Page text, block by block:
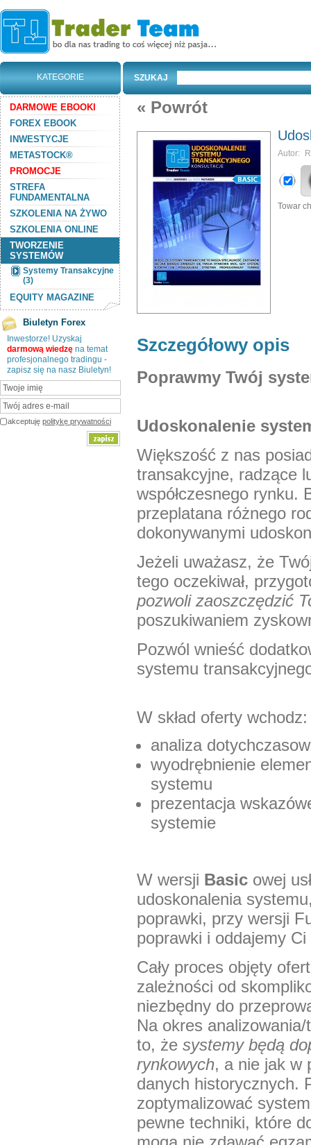
KATEGORIE
DARMOWE EBOOKI
FOREX EBOOK
INWESTYCJE
METASTOCK®
PROMOCJE
STREFA
FUNDAMENTALNA
SZKOLENIA NA ŻYWO
SZKOLENIA ONLINE
TWORZENIE
SYSTEMÓW
Systemy Transakcyjne
(3)
EQUITY MAGAZINE
Biuletyn Forex
Inwestorze! Uzyskaj
darmową wiedzę na temat
profesjonalnego tradingu -
zapisz się na nasz Biuletyn!
akceptuję politykę prywatności
SZUKAJ
« Powrót
Autor:
Towar
Szczegółowy opis
Poprawmy Twój
Udoskonalenie
Większość z nas
transakcyjne, radzące
współczesnego rynku.
przeplatana różnego
dokonywanymi
Jeżeli uważasz, że
tego oczekiwał,
pozwoli zaoszczędzić
poszukiwaniem
Pozwól wnieść
systemu
W skład oferty wchodz:
analiza
wyodrębnienie
systemu
prezentacja
systemie
W wersji Basic owej
udoskonalenia
poprawki, przy wersji
poprawki i oddajemy
Cały proces objęty
zależności od
niezbędny do
Na okres analizowania/
to, że systemy będą
rynkowych, a nie jak w
danych historycznych.
zoptymalizować
pewne techniki, które